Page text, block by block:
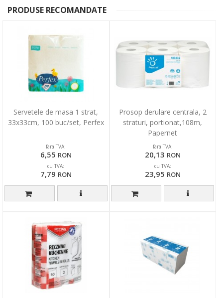
PRODUSE RECOMANDATE
Servetele de masa 1 strat,
33x33cm, 100 buc/set, Perfex
fara TVA:
6,55 RON
cu TVA:
7,79 RON
Prosop derulare centrala, 2
straturi, portionat,108m,
Papernet
fara TVA:
20,13 RON
cu TVA:
23,95 RON